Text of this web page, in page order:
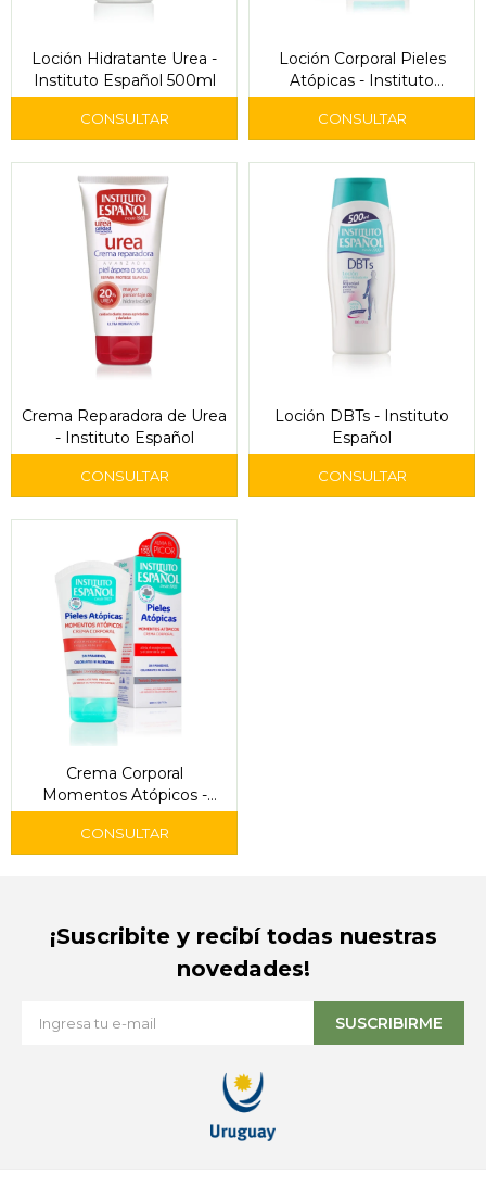
Loción Hidratante Urea -
Instituto Español 500ml
Loción Corporal Pieles
Atópicas - Instituto
Español
Crema Reparadora de Urea
- Instituto Español
Loción DBTs - Instituto
Español
Crema Corporal
Momentos Atópicos -
Instituto Español
¡Suscribite y recibí todas nuestras
novedades!
SUSCRIBIRME